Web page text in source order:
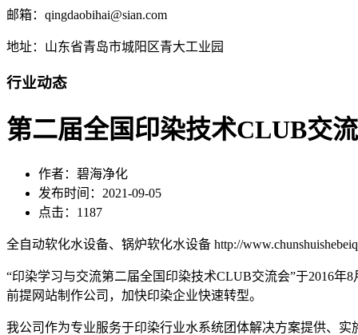
邮箱：qingdaobihai@sian.com
地址：山东省青岛市城阳区青大工业园
行业动态
第二届全国印染技术CLUB交
作者：碧海净化
发布时间：2021-09-05
点击：1187
全自动软化水设备、锅炉软化水设备 http://
“印染学习与交流第二届全国印染技术CLUB交流会”于2016
前提网站制作公司，加快印染企业快速转型。
我公司作为专业服务于印染行业水系统团体解决方案提供、